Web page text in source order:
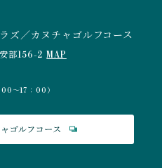
ズ／カヌチャゴルフコース
部156-2 MAP
00～17：00）